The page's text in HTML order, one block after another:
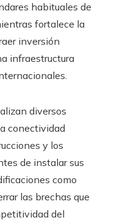
habituales de
fortalece la
inversión
infraestructura
diversos
conectividad
y los
de instalar sus
como
las brechas que
del